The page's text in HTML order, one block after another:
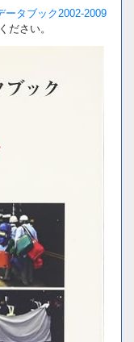
ータブック2002-2009
ださい。